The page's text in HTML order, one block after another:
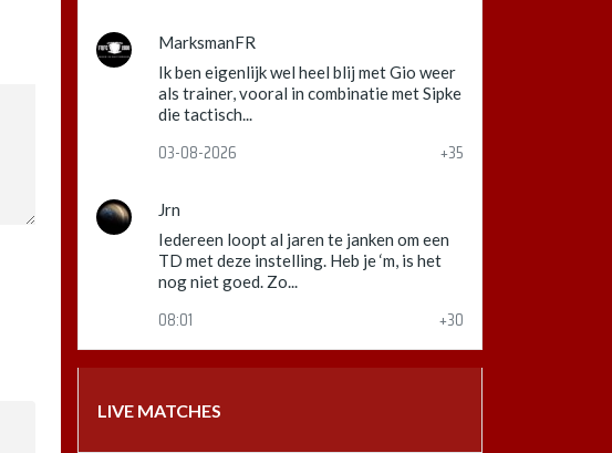
MarksmanFR
Ik ben eigenlijk wel heel blij met Gio weer
als trainer, vooral in combinatie met Sipke
die tactisch...
03-08-2026 +35
Jrn
Iedereen loopt al jaren te janken om een
TD met deze instelling. Heb je ‘m, is het
nog niet goed. Zo...
08:01 +30
LIVE MATCHES